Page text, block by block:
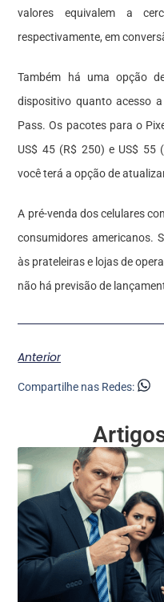
valores equivalem a
respectivamente, em
Também há uma opção
dispositivo quanto acesso
Pass. Os pacotes para o
US$ 45 (R$ 250) e US$ 55
você terá a opção de
A pré-venda dos celulares
consumidores americanos.
às prateleiras e lojas de
não há previsão de
Anterior
Compartilhe nas Redes: